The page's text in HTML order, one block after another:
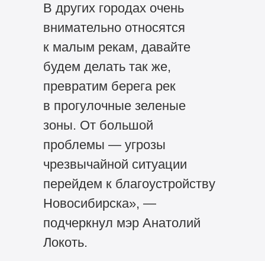
В других городах очень
внимательно относятся
к малым рекам, давайте
будем делать так же,
превратим берега рек
в прогулочные зеленые
зоны. От большой
проблемы — угрозы
чрезвычайной ситуации
перейдем к благоустройству
Новосибирска», —
подчеркнул мэр Анатолий
Локоть.